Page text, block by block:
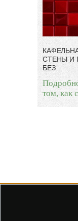
СТЕНЫ И
БЕЗ
том, как